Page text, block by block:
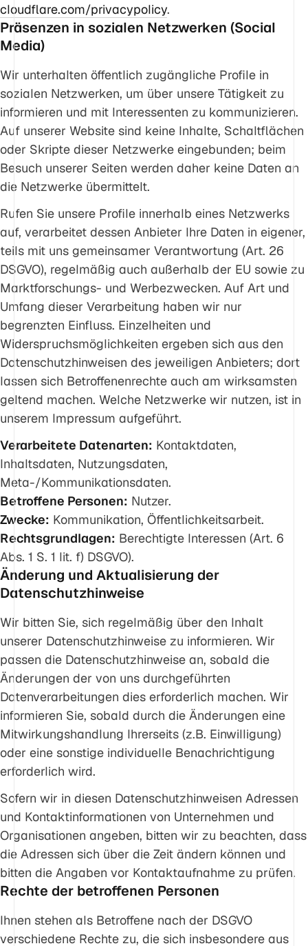
cloudflare.com/privacypolicy.
Präsenzen in sozialen Netzwerken (Social
Media)
Wir unterhalten öffentlich zugängliche Profile in
sozialen Netzwerken, um über unsere Tätigkeit zu
informieren und mit Interessenten zu kommunizieren.
Auf unserer Website sind keine Inhalte, Schaltflächen
oder Skripte dieser Netzwerke eingebunden; beim
Besuch unserer Seiten werden daher keine Daten an
die Netzwerke übermittelt.
Rufen Sie unsere Profile innerhalb eines Netzwerks
auf, verarbeitet dessen Anbieter Ihre Daten in eigener,
teils mit uns gemeinsamer Verantwortung (Art. 26
DSGVO), regelmäßig auch außerhalb der EU sowie zu
Marktforschungs- und Werbezwecken. Auf Art und
Umfang dieser Verarbeitung haben wir nur
begrenzten Einfluss. Einzelheiten und
Widerspruchsmöglichkeiten ergeben sich aus den
Datenschutzhinweisen des jeweiligen Anbieters; dort
lassen sich Betroffenenrechte auch am wirksamsten
geltend machen. Welche Netzwerke wir nutzen, ist in
unserem Impressum aufgeführt.
Verarbeitete Datenarten: Kontaktdaten,
Inhaltsdaten, Nutzungsdaten,
Meta-/Kommunikationsdaten.
Betroffene Personen: Nutzer.
Zwecke: Kommunikation, Öffentlichkeitsarbeit.
Rechtsgrundlagen: Berechtigte Interessen (Art. 6
Abs. 1 S. 1 lit. f) DSGVO).
Änderung und Aktualisierung der
Datenschutzhinweise
Wir bitten Sie, sich regelmäßig über den Inhalt
unserer Datenschutzhinweise zu informieren. Wir
passen die Datenschutzhinweise an, sobald die
Änderungen der von uns durchgeführten
Datenverarbeitungen dies erforderlich machen. Wir
informieren Sie, sobald durch die Änderungen eine
Mitwirkungshandlung Ihrerseits (z.B. Einwilligung)
oder eine sonstige individuelle Benachrichtigung
erforderlich wird.
Sofern wir in diesen Datenschutzhinweisen Adressen
und Kontaktinformationen von Unternehmen und
Organisationen angeben, bitten wir zu beachten, dass
die Adressen sich über die Zeit ändern können und
bitten die Angaben vor Kontaktaufnahme zu prüfen.
Rechte der betroffenen Personen
Ihnen stehen als Betroffene nach der DSGVO
verschiedene Rechte zu, die sich insbesondere aus